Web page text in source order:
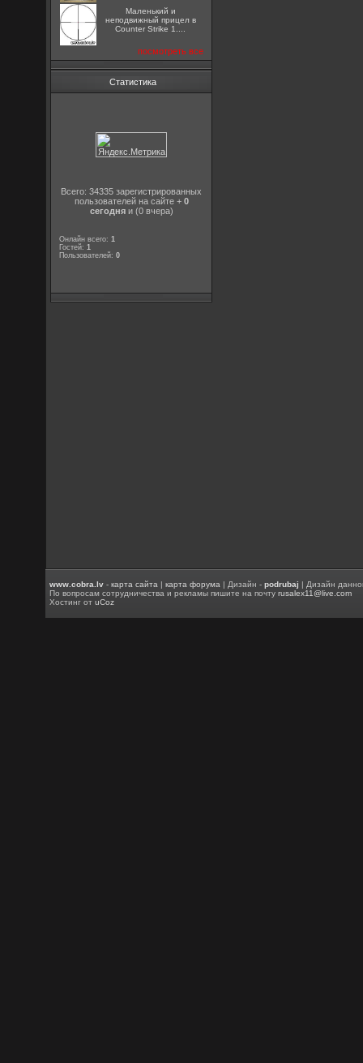
Маленький и
неподвижный прицел в
Counter Strike 1....
посмотреть все
Статистика
Всего: 34335 зарегистрированных
пользователей на сайте + 0
сегодняи (0 вчера)
Онлайн всего:1
Гостей:1
Пользователей:0
www.cobra.lv -карта сайта |карта форума | Дизайн -podrubaj | Дизайн
По вопросам сотрудничества и рекламы пишите на почтуrusalex11@live.com
Хостинг отuCoz